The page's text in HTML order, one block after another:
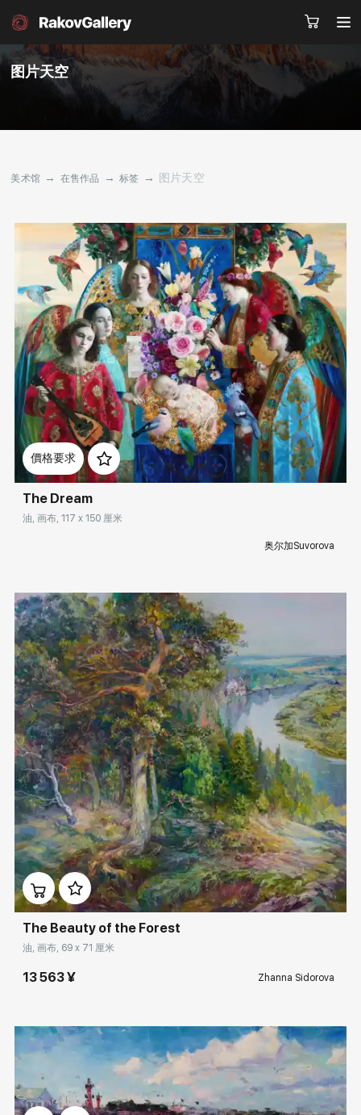
关于我们 服务
新闻 联系我们
其他项目
Rakov
special
图片天空
美术馆 → 在售作品 → 标签 → 图片天空
风格
$ ¥ ₽ €
从 2713 - 到 9042
从 45210 - 到 90420
到
0 147164
范畴
排序
keyword
價格要求
Домен: rakovgallery.cn
The Dream
油, 画布, 117 x 150 厘米
奥尔加Suvorova
Домен: rakovgallery.cn
The Beauty of the Forest
油, 画布, 69 x 71 厘米
13 563 ¥ Zhanna Sidorova
Домен: rakovgallery.cn